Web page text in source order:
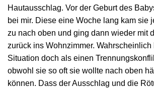
Hautausschlag. Vor der Geburt des
bei mir. Diese eine Woche lang kam sie
zu nach oben und ging dann wieder mit
zurück ins Wohnzimmer.
Situation doch als einen
obwohl sie so oft sie wollte nach oben
können. Dass der Ausschlag und die